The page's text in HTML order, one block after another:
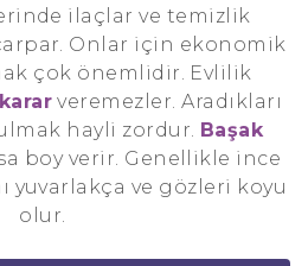
ilaçlar ve temizlik
Onlar için ekonomik
çok önemlidir. Evlilik
karar veremezler. Aradıkları
hayli zordur. Başak
boy verir. Genellikle ince
yuvarlakça ve gözleri koyu
olur.